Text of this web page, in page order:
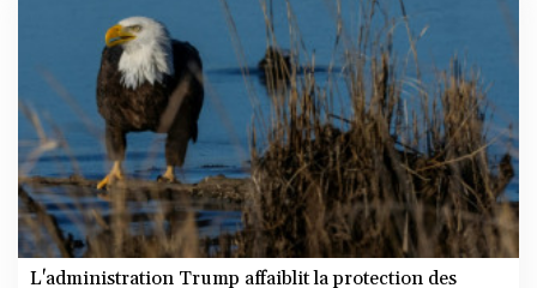
L'administration Trump affaiblit la protection des